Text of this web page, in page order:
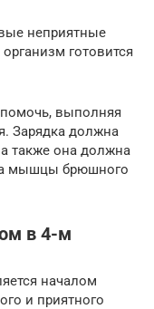
неприятные
готовится
выполняя
Зарядка должна
также она должна
мышцы брюшного
в 4-м
началом
и приятного